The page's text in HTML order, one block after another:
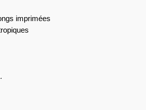
imprimées